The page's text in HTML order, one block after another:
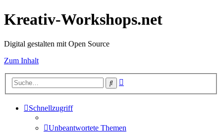
Kreativ-Workshops.net
Digital gestalten mit Open Source
Zum Inhalt
Suche
Schnellzugriff
Unbeantwortete Themen